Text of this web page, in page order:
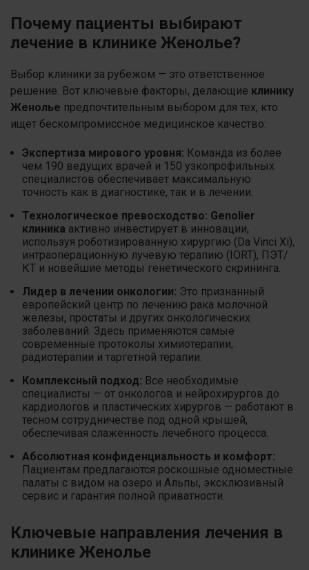
Почему пациенты выбирают
лечение в клинике Женолье?
Выбор клиники за рубежом — это ответственное
решение. Вот ключевые факторы, делающие клинику
Женолье предпочтительным выбором для тех, кто
ищет бескомпромиссное медицинское качество:
Экспертиза мирового уровня: Команда из более
чем 190 ведущих врачей и 150 узкопрофильных
специалистов обеспечивает максимальную
точность как в диагностике, так и в лечении.
Технологическое превосходство: Genolier
клиника активно инвестирует в инновации,
используя роботизированную хирургию (Da Vinci Xi),
интраоперационную лучевую терапию (IORT), ПЭТ/
КТ и новейшие методы генетического скрининга.
Лидер в лечении онкологии: Это признанный
европейский центр по лечению рака молочной
железы, простаты и других онкологических
заболеваний. Здесь применяются самые
современные протоколы химиотерапии,
радиотерапии и таргетной терапии.
Комплексный подход: Все необходимые
специалисты — от онкологов и нейрохирургов до
кардиологов и пластических хирургов — работают в
тесном сотрудничестве под одной крышей,
обеспечивая слаженность лечебного процесса.
Абсолютная конфиденциальность и комфорт:
Пациентам предлагаются роскошные одноместные
палаты с видом на озеро и Альпы, эксклюзивный
сервис и гарантия полной приватности.
Ключевые направления лечения в
клинике Женолье